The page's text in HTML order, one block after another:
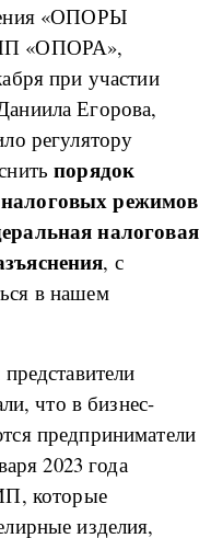
«ОПОРЫ
«ОПОРА»,
при участии
Егорова,
регулятору
порядок
режимов
налоговая
, с
в нашем
что в бизнес-
предприниматели
2023 года
которые
изделия,